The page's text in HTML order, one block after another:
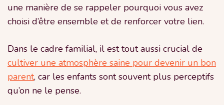
une manière de se rappeler pourquoi vous avez
choisi d’être ensemble et de renforcer votre lien.
Dans le cadre familial, il est tout aussi crucial de
cultiver une atmosphère saine pour devenir un bon
parent, car les enfants sont souvent plus perceptifs
qu’on ne le pense.